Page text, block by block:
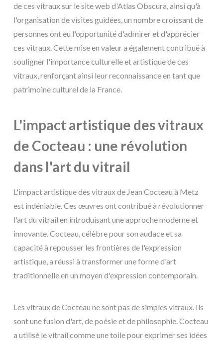
de ces vitraux sur le site web d'Atlas Obscura, ainsi qu'à
l'organisation de visites guidées, un nombre croissant de
personnes ont eu l'opportunité d'admirer et d'apprécier
ces vitraux. Cette mise en valeur a également contribué à
souligner l'importance culturelle et artistique de ces
vitraux, renforçant ainsi leur reconnaissance en tant que
patrimoine culturel de la France.
L'impact artistique des vitraux
de Cocteau : une révolution
dans l'art du vitrail
L'impact artistique des vitraux de Jean Cocteau à Metz
est indéniable. Ces œuvres ont contribué à révolutionner
l'art du vitrail en introduisant une approche moderne et
innovante. Cocteau, célèbre pour son audace et sa
capacité à repousser les frontières de l'expression
artistique, a réussi à transformer une forme d'art
traditionnelle en un moyen d'expression contemporain.
Les vitraux de Cocteau ne sont pas de simples vitraux. Ils
sont une fusion d'art, de poésie et de philosophie. Cocteau
a utilisé le vitrail comme une toile pour exprimer ses idées